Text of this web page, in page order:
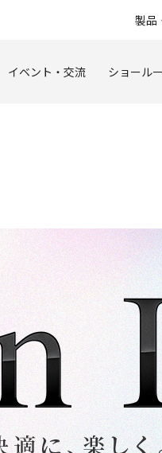
製品
イベント・交流 ショール